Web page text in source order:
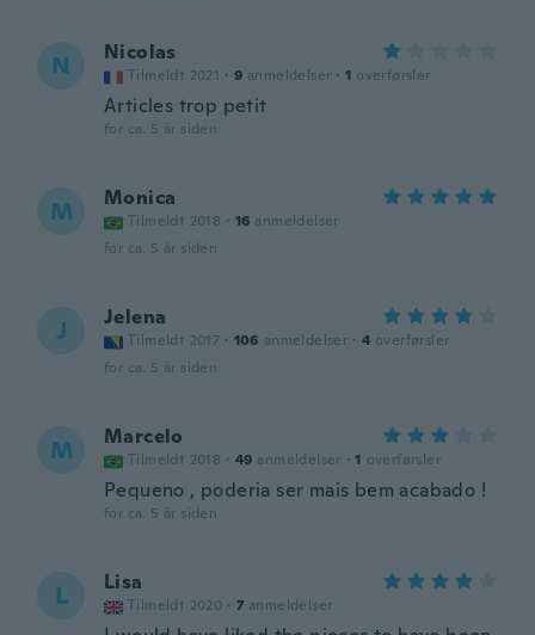
N Nicolas
Tilmeldt 2021 · 9 anmeldelser · 1 overførsler
Articles trop petit
for ca. 5 år siden
M Monica
Tilmeldt 2018 · 16 anmeldelser
for ca. 5 år siden
J Jelena
Tilmeldt 2017 · 106 anmeldelser · 4 overførsler
for ca. 5 år siden
M Marcelo
Tilmeldt 2018 · 49 anmeldelser · 1 overførsler
Pequeno , poderia ser mais bem acabado !
for ca. 5 år siden
L Lisa
Tilmeldt 2020 · 7 anmeldelser